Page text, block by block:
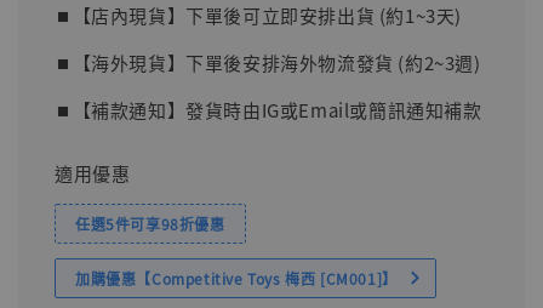
⏹︎【店內現貨】下單後可立即安排出貨 (約1~3天)
⏹︎【海外現貨】下單後安排海外物流發貨 (約2~3週)
⏹︎【補款通知】發貨時由IG或Email或簡訊通知補款
適用優惠
任選5件可享98折優惠
加購優惠【Competitive Toys 梅西 [CM001]】